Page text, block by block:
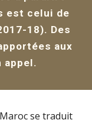
est celui de
18). Des
aux
appel.
se traduit